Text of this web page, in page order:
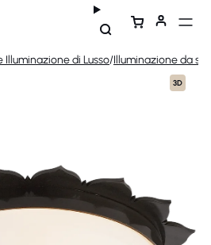
Illuminazione di Lusso/Illuminazione da
3D